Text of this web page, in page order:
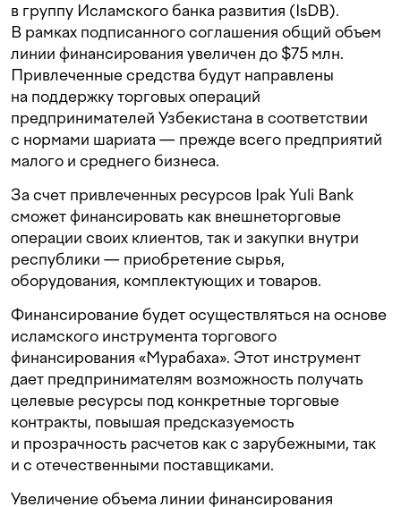
в группу Исламского банка развития (IsDB).
В рамках подписанного соглашения общий объем
линии финансирования увеличен до $75 млн.
Привлеченные средства будут направлены
на поддержку торговых операций
предпринимателей Узбекистана в соответствии
с нормами шариата — прежде всего предприятий
малого и среднего бизнеса.
За счет привлеченных ресурсов Ipak Yuli Bank
сможет финансировать как внешнеторговые
операции своих клиентов, так и закупки внутри
республики — приобретение сырья,
оборудования, комплектующих и товаров.
Финансирование будет осуществляться на основе
исламского инструмента торгового
финансирования «Мурабаха». Этот инструмент
дает предпринимателям возможность получать
целевые ресурсы под конкретные торговые
контракты, повышая предсказуемость
и прозрачность расчетов как с зарубежными, так
и с отечественными поставщиками.
Увеличение объема линии финансирования